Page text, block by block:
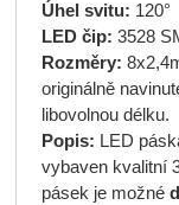
Úhel svitu: 120°
LED čip: 3528
Rozměry:
originálně
libovolnou délku.
Popis: LED
vybaven kvalitní
pásek je možné